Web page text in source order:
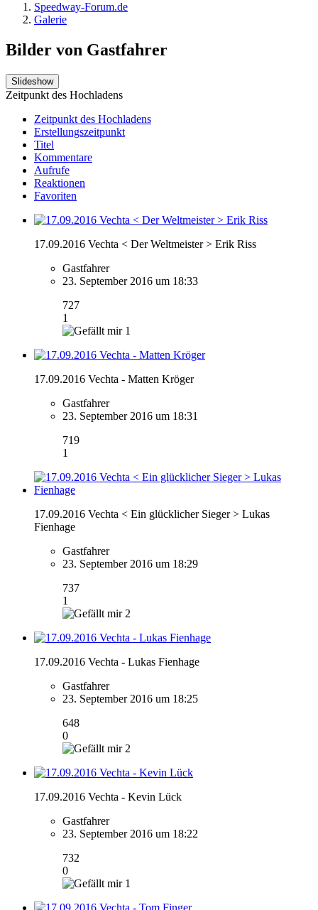
Speedway-Forum.de
Galerie
Bilder von Gastfahrer
Slideshow
Zeitpunkt des Hochladens
Zeitpunkt des Hochladens
Erstellungszeitpunkt
Titel
Kommentare
Aufrufe
Reaktionen
Favoriten
17.09.2016 Vechta < Der Weltmeister > Erik Riss
Gastfahrer
23. September 2016 um 18:33
727
1
1
17.09.2016 Vechta - Matten Kröger
Gastfahrer
23. September 2016 um 18:31
719
1
17.09.2016 Vechta < Ein glücklicher Sieger > Lukas
Fienhage
Gastfahrer
23. September 2016 um 18:29
737
1
2
17.09.2016 Vechta - Lukas Fienhage
Gastfahrer
23. September 2016 um 18:25
648
0
2
17.09.2016 Vechta - Kevin Lück
Gastfahrer
23. September 2016 um 18:22
732
0
1